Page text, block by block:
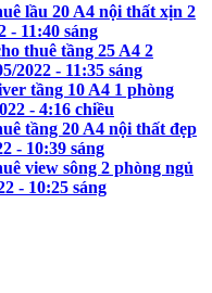
lầu 20 A4 nội thất xịn 2
- 11:40 sáng
thuê tầng 25 A4 2
2022 - 11:35 sáng
tầng 10 A4 1 phòng
- 4:16 chiều
tầng 20 A4 nội thất đẹp
- 10:39 sáng
view sông 2 phòng ngủ
- 10:25 sáng